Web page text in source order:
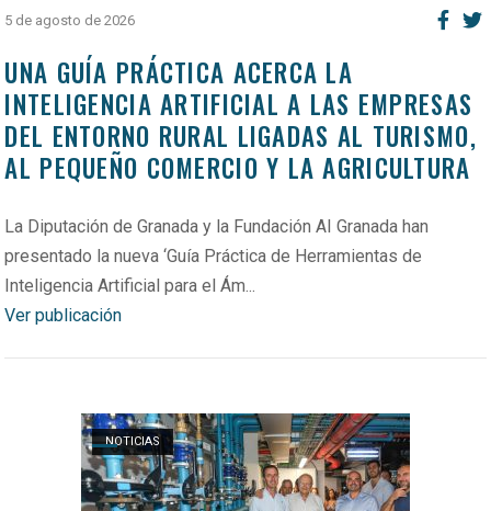
5 de agosto de 2026
UNA GUÍA PRÁCTICA ACERCA LA
INTELIGENCIA ARTIFICIAL A LAS EMPRESAS
DEL ENTORNO RURAL LIGADAS AL TURISMO,
AL PEQUEÑO COMERCIO Y LA AGRICULTURA
La Diputación de Granada y la Fundación AI Granada han
presentado la nueva ‘Guía Práctica de Herramientas de
Inteligencia Artificial para el Ám...
Ver publicación
NOTICIAS
Open post